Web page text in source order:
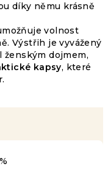
díky němu krásně
volnost
Výstřih je vyvážený
ženským dojmem,
kapsy, které